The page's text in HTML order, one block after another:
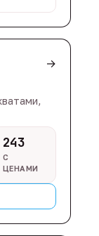
→
243
С
ЦЕНАМИ